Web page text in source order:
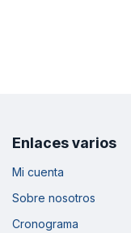
Enlaces varios
Mi cuenta
Sobre nosotros
Cronograma